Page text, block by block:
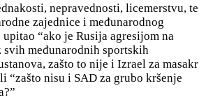
nepravednosti, licemerstvu, te
zajednice i međunarodnog
“ako je Rusija agresijom na
međunarodnih sportskih
zašto to nije i Izrael za masakr
“zašto nisu i SAD za grubo kršenje